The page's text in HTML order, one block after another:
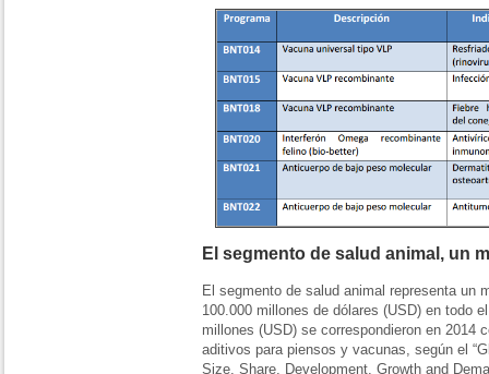
El segmento de salud animal, un
El segmento de salud animal representa un
100.000 millones de dólares (USD) en todo
millones (USD) se correspondieron en 2014
aditivos para piensos y vacunas, según el
Size, Share, Development, Growth and